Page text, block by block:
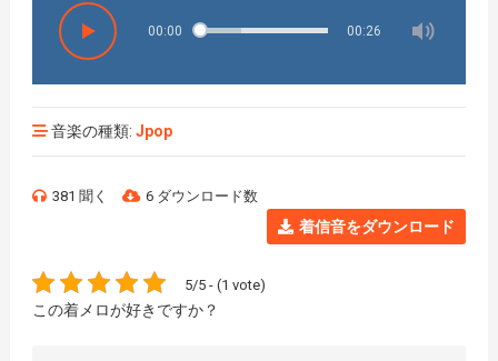
00:00 00:26
音楽の種類: Jpop
381 聞く 6 ダウンロード数
着信音をダウンロード
5/5 - (1 vote)
この着メロが好きですか？